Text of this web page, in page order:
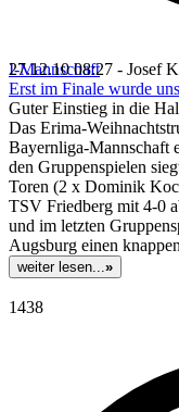
I-Mannschaft
27.12.10 08:27 - Josef
Erst im Finale wurde
Guter Einstieg in die
Das Erima-
Bayernliga-Mannschaft
den Gruppenspielen
Toren (2 x Dominik
TSV Friedberg mit 4-0
und im letzten
Augsburg einen
weiter lesen...»
1438